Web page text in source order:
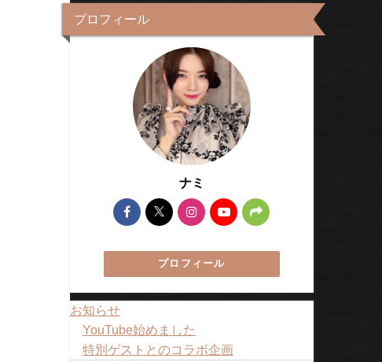
プロフィール
ナミ
プロフィール
お知らせ
YouTube始めました
特別ゲストとのコラボ企画